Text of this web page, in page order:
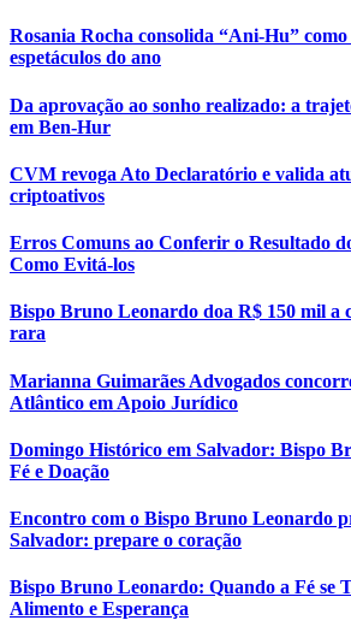
Rosania Rocha consolida “Ani-Hu”
espetáculos do ano
Da aprovação ao sonho realizado: a
em Ben-Hur
CVM revoga Ato Declaratório e valida
criptoativos
Erros Comuns ao Conferir o Resultado
Como Evitá-los
Bispo Bruno Leonardo doa R$ 150 mil a
rara
Marianna Guimarães Advogados
Atlântico em Apoio Jurídico
Domingo Histórico em Salvador: Bispo
Fé e Doação
Encontro com o Bispo Bruno Leonardo
Salvador: prepare o coração
Bispo Bruno Leonardo: Quando a Fé se
Alimento e Esperança